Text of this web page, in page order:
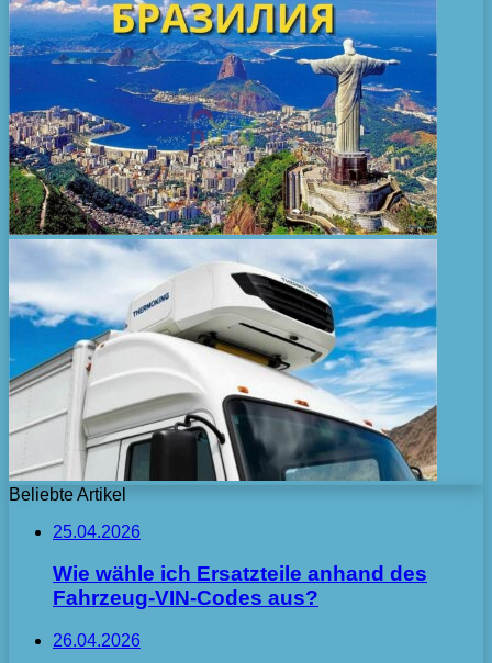
Beliebte Artikel
25.04.2026
Wie wähle ich Ersatzteile anhand des
Fahrzeug-VIN-Codes aus?
26.04.2026